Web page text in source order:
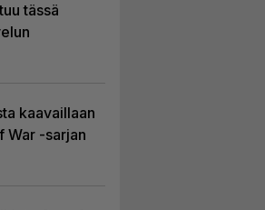
tässä
kaavaillaan
War -sarjan